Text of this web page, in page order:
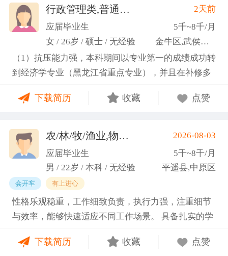
行政管理类,普通教师类
2天前
应届毕业生
5千~8千/月
女 / 26岁 / 硕士 / 无经验
金牛区,武侯区,青羊区
（1）抗压能力强，本科期间以专业第一的成绩成功转
到经济学专业（黑龙江省重点专业），并且在补修多
学；研一刚入学就跟随导师参加多个项目书撰写，其
基金项目以及国家重大课题项目申报书的撰写。
（2）沟通能力强，2023年9月-2024年6月在研究生管
理办公室担任助管，主要负责硕士、博士研究生开
题、预答辩和正式答辩答辩秘书工作，同时负责研究
生入学复试相关工作，研究生日常事务管理工作，与
老师和同学多方沟通协调；2025年4月-2025年7月在
图书馆信息处担任助管，主要负责毕业生论文查重、
上传，毕业生信息核对，以及协助图书馆老师与学生
沟通举办各种活动。 （3）组织管理能力强，在读期
下载简历 收藏 点赞
农/林/牧/渔业,物业管理,环保,物流/仓储,人事/行政/后勤
2026-08-03
应届毕业生
5千~8千/月
男 / 22岁 / 本科 / 无经验
平遥县,中原区
会开车 有上进心
性格乐观稳重，工作细致负责，执行力强，注重细节
与效率，能够快速适应不同工作场景。 具备扎实的学
路与良好的问题处理意识。 拥有较强的团队协作与跨
下载简历 收藏 点赞